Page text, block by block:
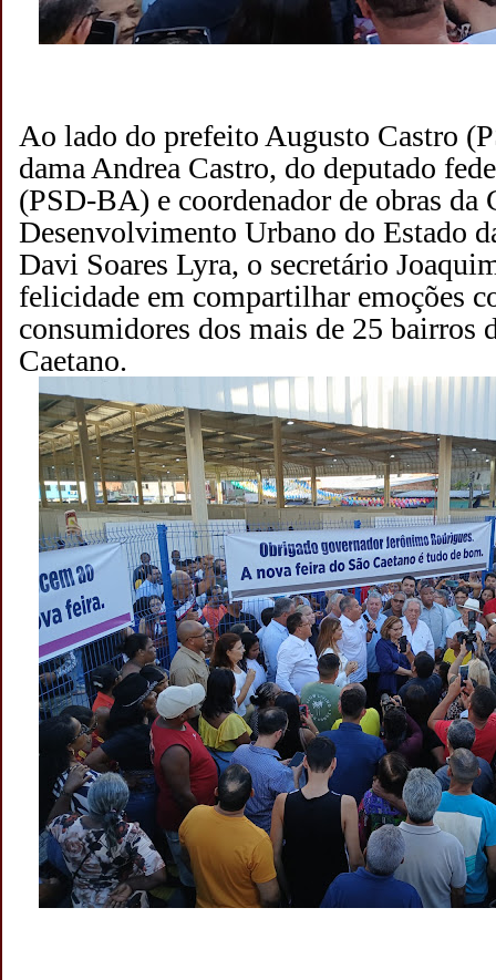
Ao lado do prefeito Augusto Castro
dama Andrea Castro, do deputado
(PSD-BA) e coordenador de obras da
Desenvolvimento Urbano do Estado
Davi Soares Lyra, o secretário
felicidade em compartilhar emoções
consumidores dos mais de 25 bairros
Caetano.